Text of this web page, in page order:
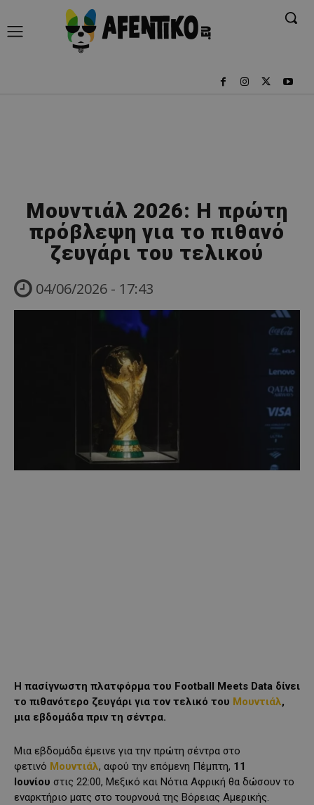
Μουντιάλ 2026: Η πρώτη
πρόβλεψη για το πιθανό
ζευγάρι του τελικού
04/06/2026 - 17:43
Η πασίγνωστη πλατφόρμα του Football Meets Data δίνει
το πιθανότερο ζευγάρι για τον τελικό του Μουντιάλ,
μια εβδομάδα πριν τη σέντρα.
Μια εβδομάδα έμεινε για την πρώτη σέντρα στο
φετινό Μουντιάλ, αφού την επόμενη Πέμπτη, 11
Ιουνίου στις 22:00, Μεξικό και Νότια Αφρική θα δώσουν το
εναρκτήριο ματς στο τουρνουά της Βόρειας Αμερικής.